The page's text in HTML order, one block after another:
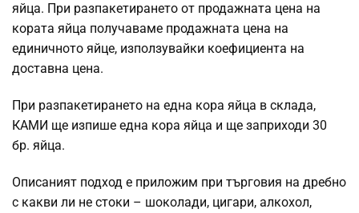
яйца. При разпакетирането от продажната цена на
кората яйца получаваме продажната цена на
единичното яйце, използувайки коефициента на
доставна цена.
При разпакетирането на една кора яйца в склада,
КАМИ ще изпише една кора яйца и ще заприходи 30
бр. яйца.
Описаният подход е приложим при търговия на дребно
с какви ли не стоки – шоколади, цигари, алкохол,